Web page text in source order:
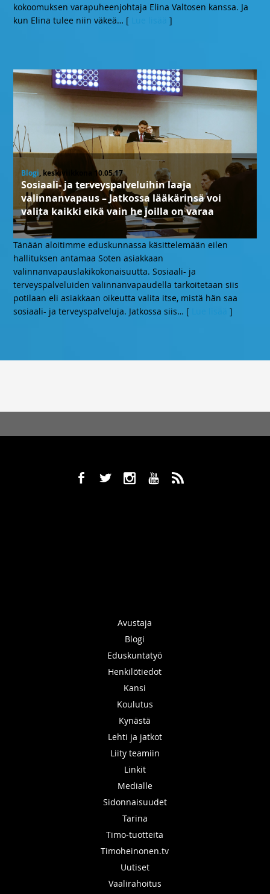
kokoomuksen varapuheenjohtaja Elina Valtosen kanssa. Ja
kun Elina tulee niin väkeä… [ ]
Blogi, keskiviikkona 10.05.17
Sosiaali- ja terveyspalveluihin laaja
valinnanvapaus – Jatkossa lääkärinsä voi
valita kaikki eikä vain he joilla on varaa
Tänään aloitimme eduskunnassa käsittelemään eilen
hallituksen antamaa Soten asiakkaan
valinnanvapauslakikokonaisuutta. Sosiaali- ja
terveyspalveluiden valinnanvapaudella tarkoitetaan siis
potilaan eli asiakkaan oikeutta valita itse, mistä hän saa
sosiaali- ja terveyspalveluja. Jatkossa siis… [ ]
b a x r ,
Avustaja
Blogi
Eduskuntatyö
Henkilötiedot
Kansi
Koulutus
Kynästä
Lehti ja jatkot
Liity teamiin
Linkit
Medialle
Sidonnaisuudet
Tarina
Timo-tuotteita
Timoheinonen.tv
Uutiset
Vaalirahoitus